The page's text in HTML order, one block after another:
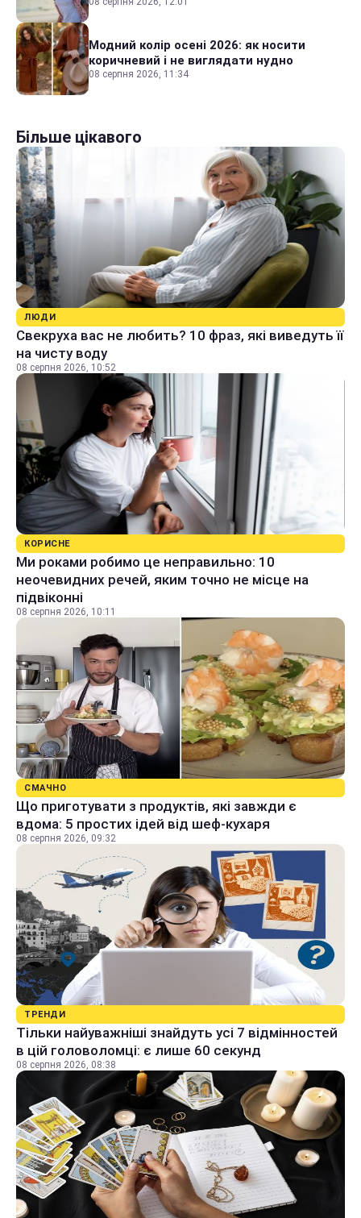
Модний колір осені 2026: як носити
коричневий і не виглядати нудно
08 серпня 2026, 11:34
Більше цікавого
ЛЮДИ
Свекруха вас не любить? 10 фраз, які виведуть її
на чисту воду
08 серпня 2026, 10:52
КОРИСНЕ
Ми роками робимо це неправильно: 10
неочевидних речей, яким точно не місце на
підвіконні
08 серпня 2026, 10:11
СМАЧНО
Що приготувати з продуктів, які завжди є
вдома: 5 простих ідей від шеф-кухаря
08 серпня 2026, 09:32
ТРЕНДИ
Тільки найуважніші знайдуть усі 7 відмінностей
в цій головоломці: є лише 60 секунд
08 серпня 2026, 08:38